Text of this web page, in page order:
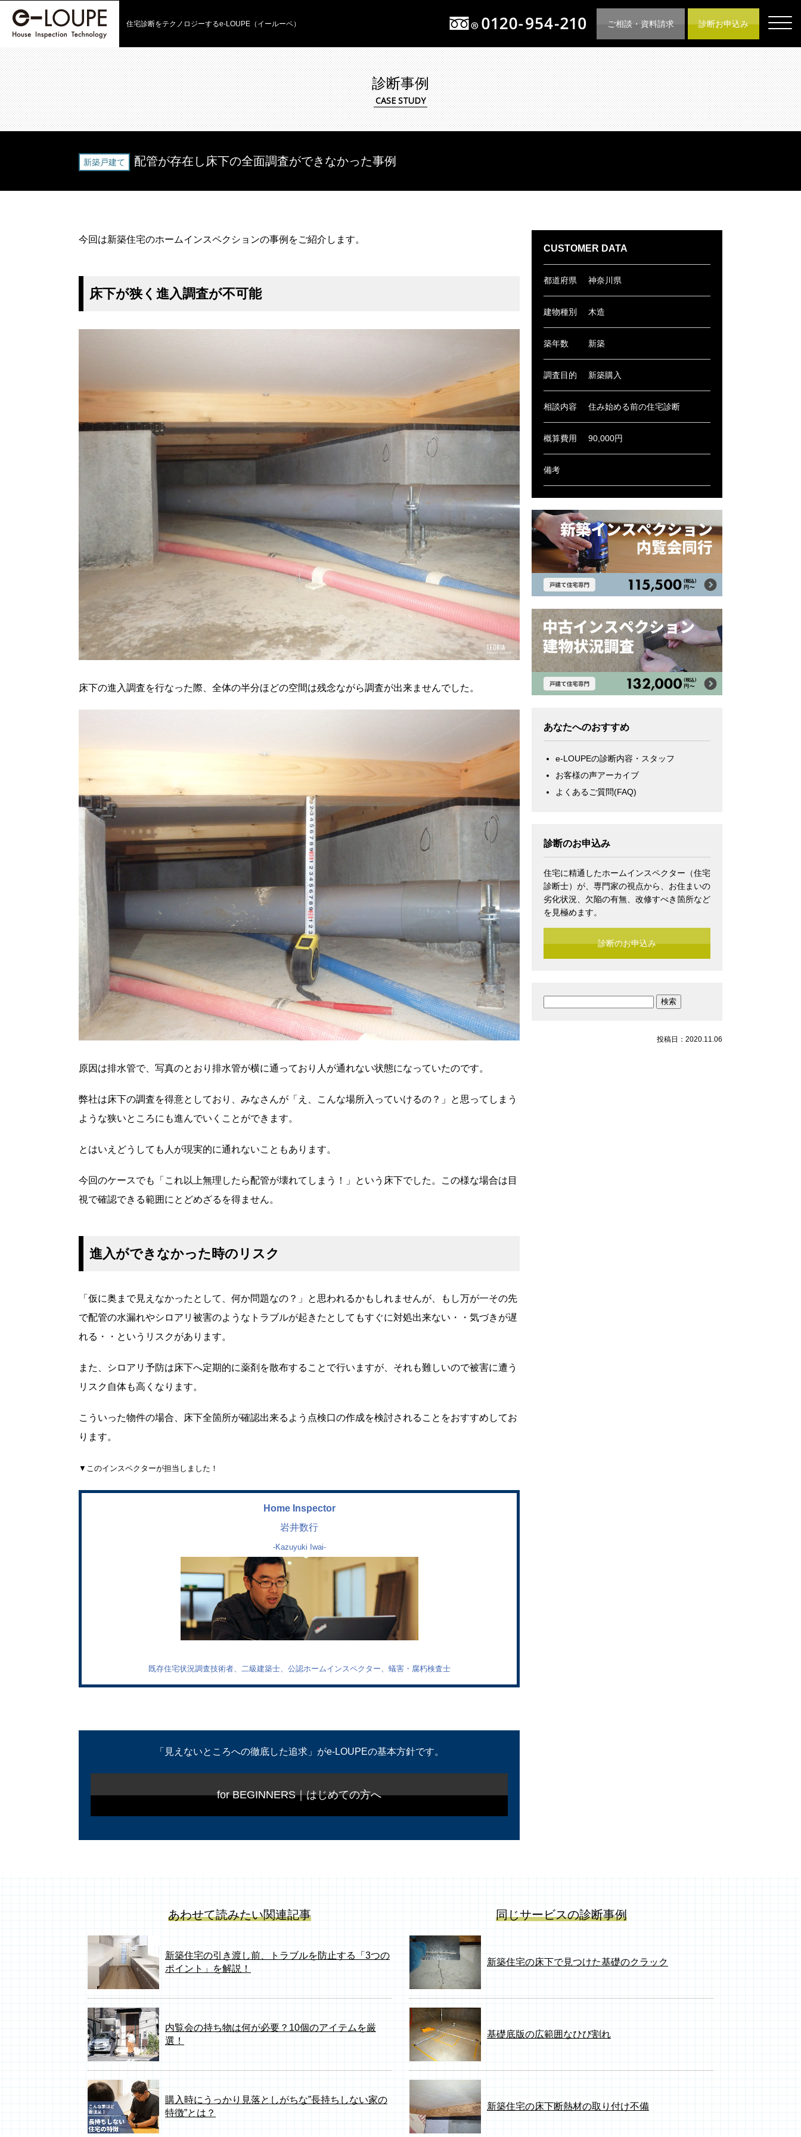
住宅診断をテクノロジーするe-LOUPE（イールーペ） ご相談・資料請求 診断お申込み
診断事例
新築戸建て 配管が存在し床下の全面調査ができなかった事例
今回は新築住宅のホームインスペクションの事例をご紹介します。
床下が狭く進入調査が不可能
床下の進入調査を行なった際、全体の半分ほどの空間は残念ながら調査が出来ませんでした。
原因は排水管で、写真のとおり排水管が横に通っており人が通れない状態になっていたのです。
弊社は床下の調査を得意としており、みなさんが「え、こんな場所入っていけるの？」と思ってしまう
ような狭いところにも進んでいくことができます。
とはいえどうしても人が現実的に通れないこともあります。
今回のケースでも「これ以上無理したら配管が壊れてしまう！」という床下でした。この様な場合は目
視で確認できる範囲にとどめざるを得ません。
進入ができなかった時のリスク
「仮に奥まで見えなかったとして、何か問題なの？」と思われるかもしれませんが、もし万が一その先
で配管の水漏れやシロアリ被害のようなトラブルが起きたとしてもすぐに対処出来ない・・気づきが遅
れる・・というリスクがあります。
また、シロアリ予防は床下へ定期的に薬剤を散布することで行いますが、それも難しいので被害に遭う
リスク自体も高くなります。
こういった物件の場合、床下全箇所が確認出来るよう点検口の作成を検討されることをおすすめしてお
ります。
▼このインスペクターが担当しました！
Home Inspector
岩井数行
-Kazuyuki Iwai-
既存住宅状況調査技術者、二級建築士、公認ホームインスペクター、蟻害・腐朽検査士
「見えないところへの徹底した追求」がe-LOUPEの基本方針です。
for BEGINNERS｜はじめての方へ
CUSTOMER DATA
都道府県 神奈川県
建物種別 木造
築年数 新築
調査目的 新築購入
相談内容 住み始める前の住宅診断
概算費用 90,000円
備考
あなたへのおすすめ
e-LOUPEの診断内容・スタッフ
お客様の声アーカイブ
よくあるご質問(FAQ)
診断のお申込み
住宅に精通したホームインスペクター（住宅
診断士）が、専門家の視点から、お住まいの
劣化状況、欠陥の有無、改修すべき箇所など
を見極めます。
診断のお申込み
投稿日：2020.11.06
あわせて読みたい関連記事
新築住宅の引き渡し前、トラブルを防止する「3つの
ポイント」を解説！
内覧会の持ち物は何が必要？10個のアイテムを厳
選！
購入時にうっかり見落としがちな”長持ちしない家の
特徴”とは？
同じサービスの診断事例
新築住宅の床下で見つけた基礎のクラック
基礎底版の広範囲なひび割れ
新築住宅の床下断熱材の取り付け不備